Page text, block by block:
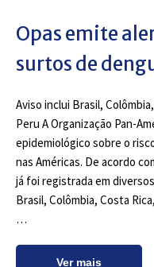
Opas emite
surtos de
Aviso inclui Brasil,
Peru A Organização Pan-
epidemiológico sobre o
nas Américas. De acordo
já foi registrada em
Brasil, Colômbia, Costa
…
Ver mais